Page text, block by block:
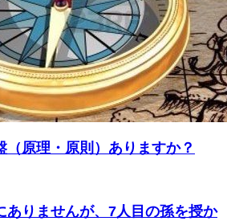
（原理・原則）ありますか？
ありませんが、7人目の孫を授か